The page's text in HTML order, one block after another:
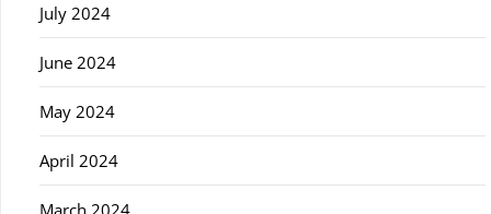
July 2024
June 2024
May 2024
April 2024
March 2024